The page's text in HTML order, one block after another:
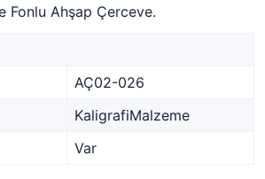
Fonlu Ahşap Çerceve.
AÇ02-026
KaligrafiMalzeme
Var